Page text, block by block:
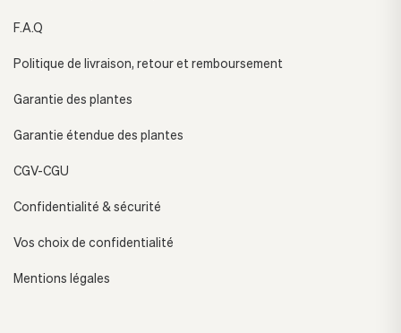
F.A.Q
Politique de livraison, retour et remboursement
Garantie des plantes
Garantie étendue des plantes
CGV-CGU
Confidentialité & sécurité
Vos choix de confidentialité
Mentions légales